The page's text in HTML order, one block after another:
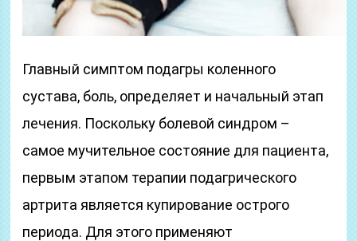
Главный симптом подагры коленного
сустава, боль, определяет и начальный этап
лечения. Поскольку болевой синдром –
самое мучительное состояние для пациента,
первым этапом терапии подагрического
артрита является купирование острого
периода. Для этого применяют